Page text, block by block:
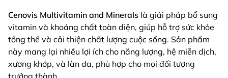
Cenovis Multivitamin and Minerals là giải pháp bổ sung
vitamin và khoáng chất toàn diện, giúp hỗ trợ sức khỏe
tổng thể và cải thiện chất lượng cuộc sống. Sản phẩm
này mang lại nhiều lợi ích cho năng lượng, hệ miễn dịch,
xương khớp, và làn da, phù hợp cho mọi đối tượng
trưởng thành.